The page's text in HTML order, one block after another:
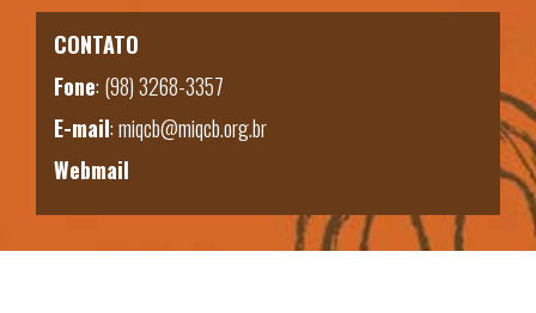
CONTATO
Fone: (98) 3268-3357
E-mail:miqcb@miqcb.org.br
Webmail